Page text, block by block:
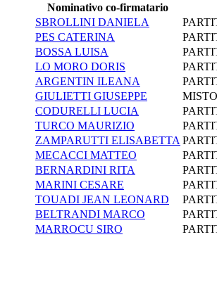
Nominativo co-firmatario
SBROLLINI DANIELA
PES CATERINA
BOSSA LUISA
LO MORO DORIS
ARGENTIN ILEANA
GIULIETTI GIUSEPPE
CODURELLI LUCIA
TURCO MAURIZIO
ZAMPARUTTI ELISABETTA
MECACCI MATTEO
BERNARDINI RITA
MARINI CESARE
TOUADI JEAN LEONARD
BELTRANDI MARCO
MARROCU SIRO